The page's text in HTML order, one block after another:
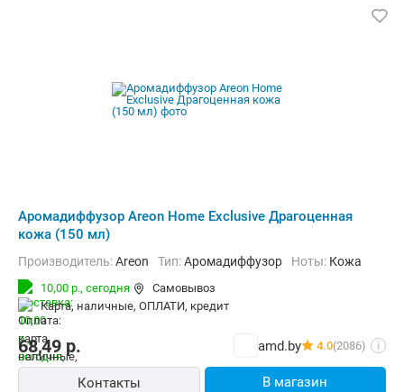
Аромадиффузор Areon Home Exclusive Драгоценная
кожа (150 мл)
Производитель:Areon Тип:Аромадиффузор Ноты: Кожа
10,00 р., сегодня
Самовывоз
карта, наличные, ОПЛАТИ, кредит
68,49 р. amd.by 4.0(2086) i
Контакты В магазин